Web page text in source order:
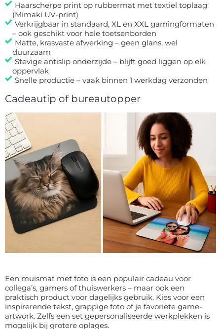
Haarscherpe print op rubbermat met textiel toplaag
(Mimaki UV-print)
Verkrijgbaar in standaard, XL en XXL gamingformaten
– ook geschikt voor hele toetsenborden
Matte, krasvaste afwerking – geen glans, wel
duurzaam
Stevige antislip onderzijde – blijft goed liggen op elk
oppervlak
Snelle productie – vaak binnen 1 werkdag verzonden
Cadeautip of bureautopper
Een muismat met foto is een populair cadeau voor
collega’s, gamers of thuiswerkers – maar ook een
praktisch product voor dagelijks gebruik. Kies voor een
inspirerende tekst, grappige foto of je favoriete game-
artwork. Zelfs een set gepersonaliseerde werkplekken is
mogelijk bij grotere oplages.